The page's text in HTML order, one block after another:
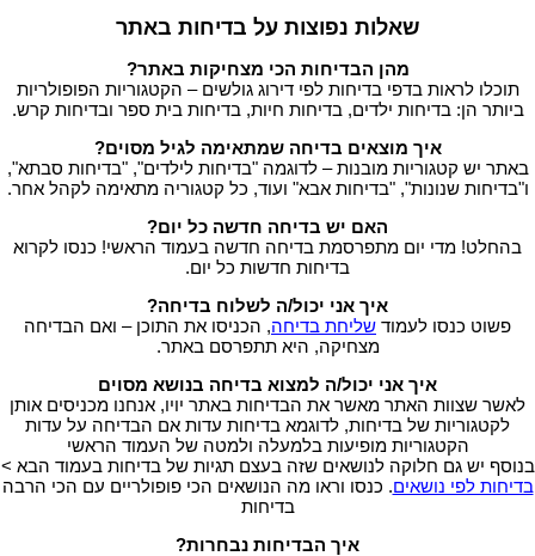
שאלות נפוצות על בדיחות באתר
מהן הבדיחות הכי מצחיקות באתר?
תוכלו לראות בדפי בדיחות לפי דירוג גולשים – הקטגוריות הפופולריות
ביותר הן: בדיחות ילדים, בדיחות חיות, בדיחות בית ספר ובדיחות קרש.
איך מוצאים בדיחה שמתאימה לגיל מסוים?
באתר יש קטגוריות מובנות – לדוגמה "בדיחות לילדים", "בדיחות סבתא",
ו"בדיחות שנונות", "בדיחות אבא" ועוד, כל קטגוריה מתאימה לקהל אחר.
האם יש בדיחה חדשה כל יום?
בהחלט! מדי יום מתפרסמת בדיחה חדשה בעמוד הראשי! כנסו לקרוא
בדיחות חדשות כל יום.
איך אני יכול/ה לשלוח בדיחה?
פשוט כנסו לעמוד שליחת בדיחה, הכניסו את התוכן – ואם הבדיחה
מצחיקה, היא תתפרסם באתר.
איך אני יכול/ה למצוא בדיחה בנושא מסוים
לאשר שצוות האתר מאשר את הבדיחות באתר יויו, אנחנו מכניסים אותן
לקטגוריות של בדיחות, לדוגמא בדיחות עדות אם הבדיחה על עדות
הקטגוריות מופיעות בלמעלה ולמטה של העמוד הראשי
בנוסף יש גם חלוקה לנושאים שזה בעצם תגיות של בדיחות בעמוד הבא >
בדיחות לפי נושאים. כנסו וראו מה הנושאים הכי פופולריים עם הכי הרבה
בדיחות
איך הבדיחות נבחרות?